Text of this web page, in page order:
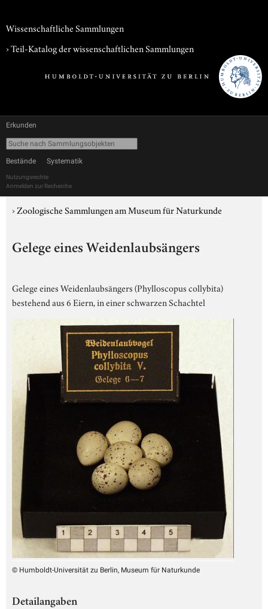
Wissenschaftliche Sammlungen
› Teil-Katalog der wissenschaftlichen Sammlungen
Erkunden
Bestände Systematik
Nutzungsrechte
Anmelden zur Recherche
›Zoologische Sammlungen am Museum für Naturkunde
Gelege eines Weidenlaubsängers
Gelege eines Weidenlaubsängers (Phylloscopus collybita)
bestehend aus 6 Eiern, in einer schwarzen Schachtel
© Humboldt-Universität zu Berlin, Museum für Naturkunde
Detailangaben